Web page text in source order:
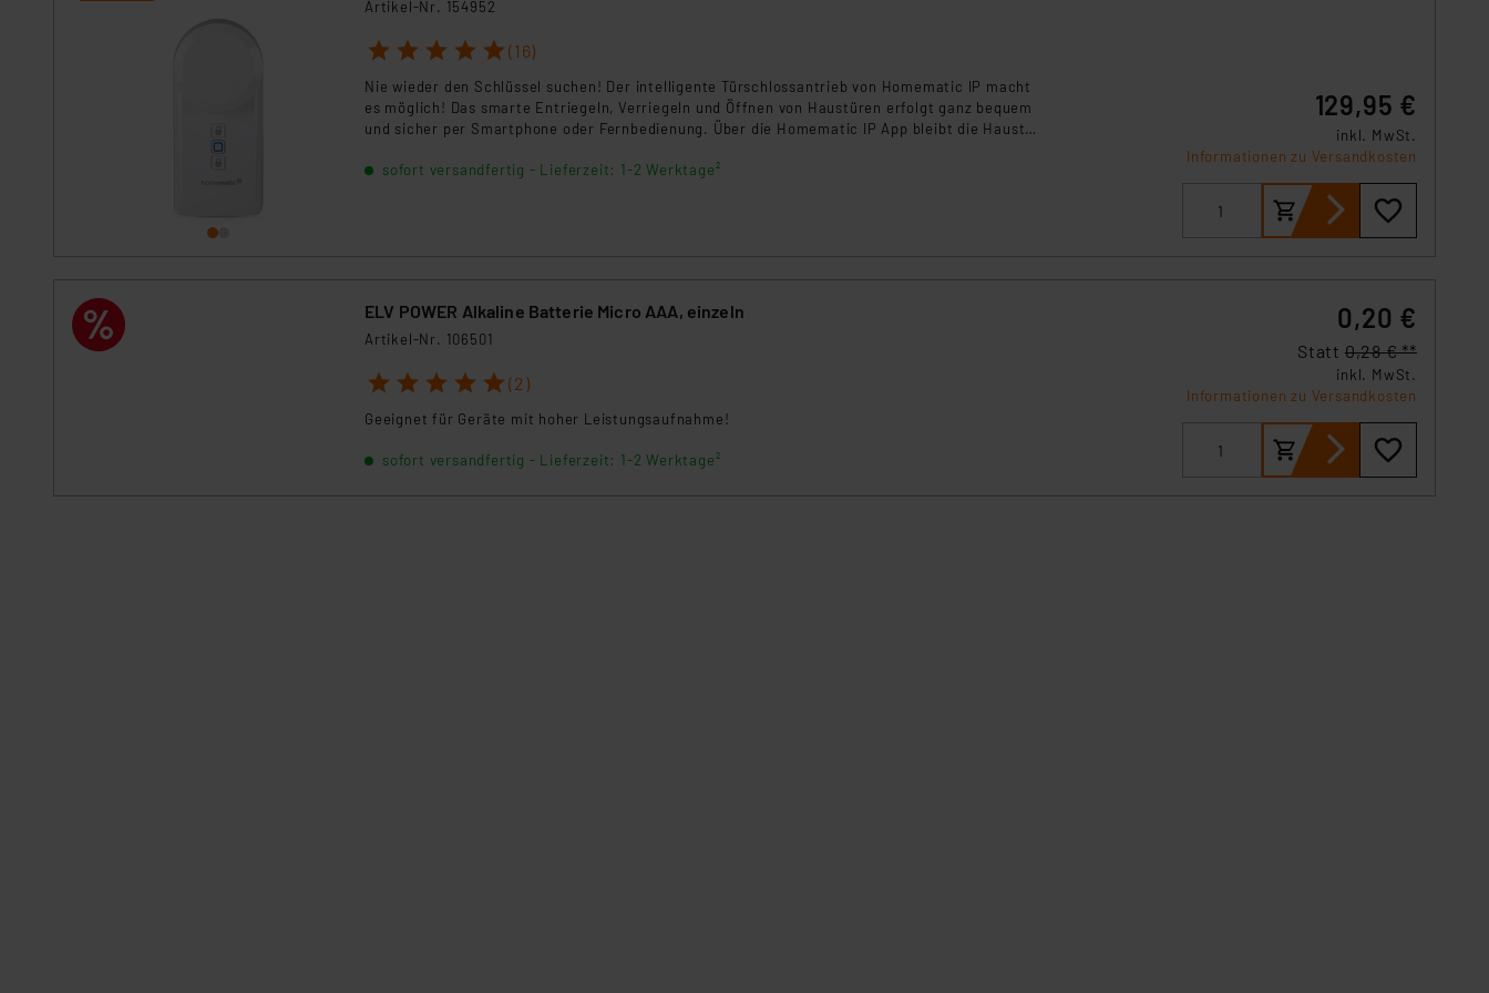
Artikel-Nr. 154952
1 2 3 4 5 (16)
Nie wieder den Schlüssel suchen! Der intelligente Türschlossantrieb von Homematic IP macht
es möglich! Das smarte Entriegeln, Verriegeln und Öffnen von Haustüren erfolgt ganz bequem
und sicher per Smartphone oder Fernbedienung. Über die Homematic IP App bleibt die Haustür
sofort versandfertig - Lieferzeit: 1-2 Werktage²
129,95 €
inkl. MwSt.
Informationen zu Versandkosten
ELV POWER Alkaline Batterie Micro AAA, einzeln
Artikel-Nr. 106501
1 2 3 4 5 (2)
Geeignet für Geräte mit hoher Leistungsaufnahme!
sofort versandfertig - Lieferzeit: 1-2 Werktage²
0,20 €
Statt 0,28 € **
inkl. MwSt.
Informationen zu Versandkosten